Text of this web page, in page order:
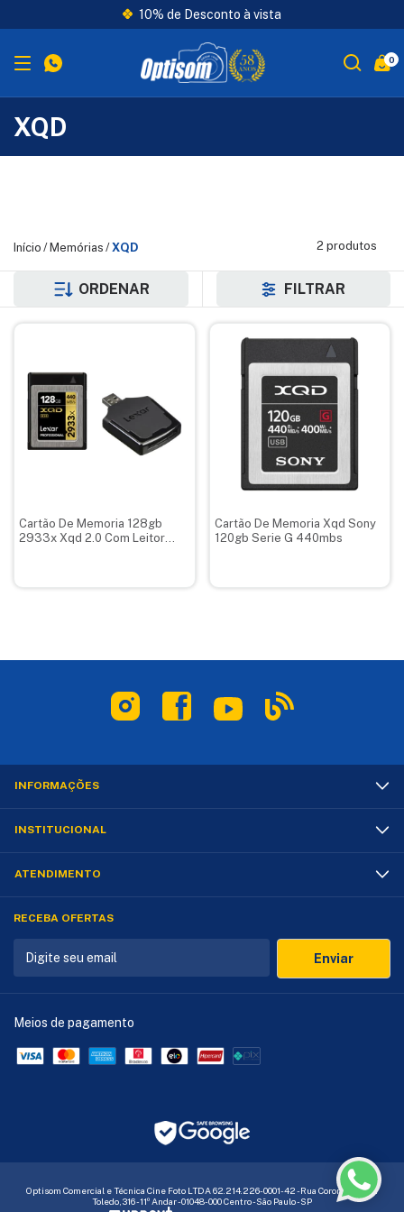
10% de Desconto à vista
0
XQD
Início / Memórias /XQD 2 produtos
ORDENAR FILTRAR
Cartão De Memoria 128gb
2933x Xqd 2.0 Com Leitor
Cartão De Memoria Xqd Sony
120gb Serie G 440mbs
INFORMAÇÕES
INSTITUCIONAL
ATENDIMENTO
RECEBA OFERTAS
Meios de pagamento
Optisom Comercial e Técnica Cine Foto LTDA 62.214.226-0001-42 - Rua Coronel Xavier
Toledo,316 - 11º Andar - 01048-000 Centro - São Paulo - SP